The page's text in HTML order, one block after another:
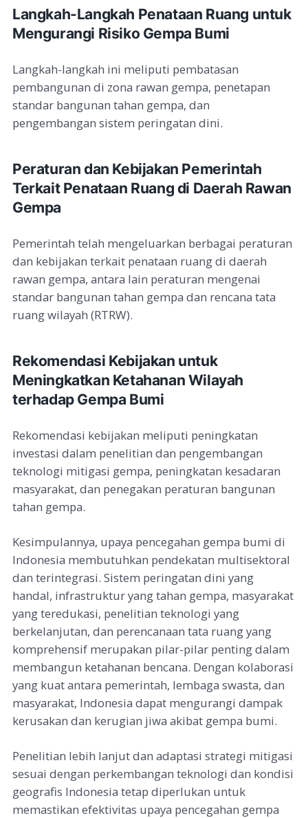
Langkah-Langkah Penataan Ruang untuk
Mengurangi Risiko Gempa Bumi
Langkah-langkah ini meliputi pembatasan
pembangunan di zona rawan gempa, penetapan
standar bangunan tahan gempa, dan
pengembangan sistem peringatan dini.
Peraturan dan Kebijakan Pemerintah
Terkait Penataan Ruang di Daerah Rawan
Gempa
Pemerintah telah mengeluarkan berbagai peraturan
dan kebijakan terkait penataan ruang di daerah
rawan gempa, antara lain peraturan mengenai
standar bangunan tahan gempa dan rencana tata
ruang wilayah (RTRW).
Rekomendasi Kebijakan untuk
Meningkatkan Ketahanan Wilayah
terhadap Gempa Bumi
Rekomendasi kebijakan meliputi peningkatan
investasi dalam penelitian dan pengembangan
teknologi mitigasi gempa, peningkatan kesadaran
masyarakat, dan penegakan peraturan bangunan
tahan gempa.
Kesimpulannya, upaya pencegahan gempa bumi di
Indonesia membutuhkan pendekatan multisektoral
dan terintegrasi. Sistem peringatan dini yang
handal, infrastruktur yang tahan gempa, masyarakat
yang teredukasi, penelitian teknologi yang
berkelanjutan, dan perencanaan tata ruang yang
komprehensif merupakan pilar-pilar penting dalam
membangun ketahanan bencana. Dengan kolaborasi
yang kuat antara pemerintah, lembaga swasta, dan
masyarakat, Indonesia dapat mengurangi dampak
kerusakan dan kerugian jiwa akibat gempa bumi.
Penelitian lebih lanjut dan adaptasi strategi mitigasi
sesuai dengan perkembangan teknologi dan kondisi
geografis Indonesia tetap diperlukan untuk
memastikan efektivitas upaya pencegahan gempa